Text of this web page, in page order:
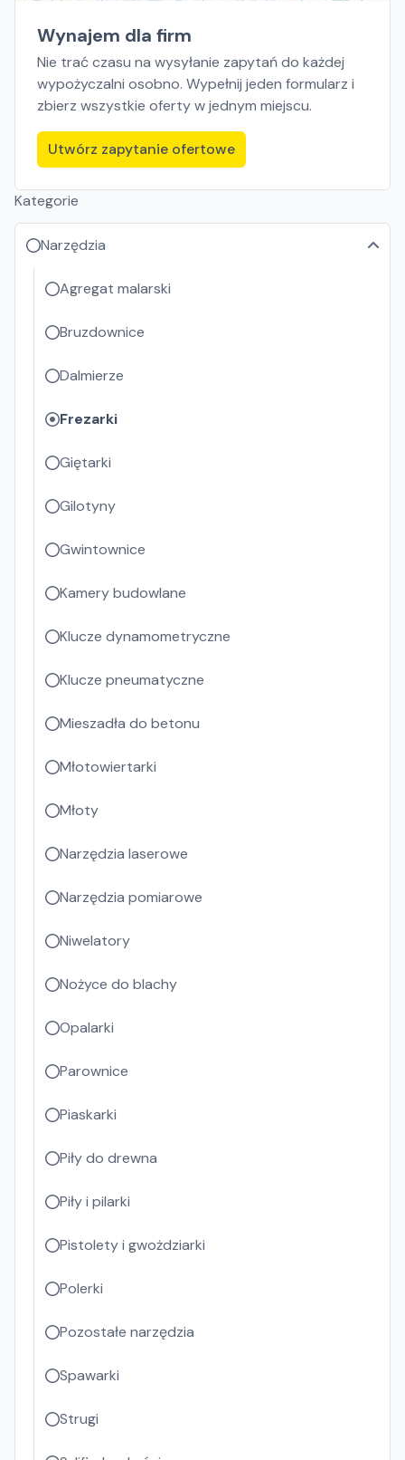
Wynajem dla firm
Nie trać czasu na wysyłanie zapytań do każdej
wypożyczalni osobno. Wypełnij jeden formularz i
zbierz wszystkie oferty w jednym miejscu.
Utwórz zapytanie ofertowe
Kategorie
Narzędzia
Agregat malarski
Bruzdownice
Dalmierze
Frezarki
Giętarki
Gilotyny
Gwintownice
Kamery budowlane
Klucze dynamometryczne
Klucze pneumatyczne
Mieszadła do betonu
Młotowiertarki
Młoty
Narzędzia laserowe
Narzędzia pomiarowe
Niwelatory
Nożyce do blachy
Opalarki
Parownice
Piaskarki
Piły do drewna
Piły i pilarki
Pistolety i gwożdziarki
Polerki
Pozostałe narzędzia
Spawarki
Strugi